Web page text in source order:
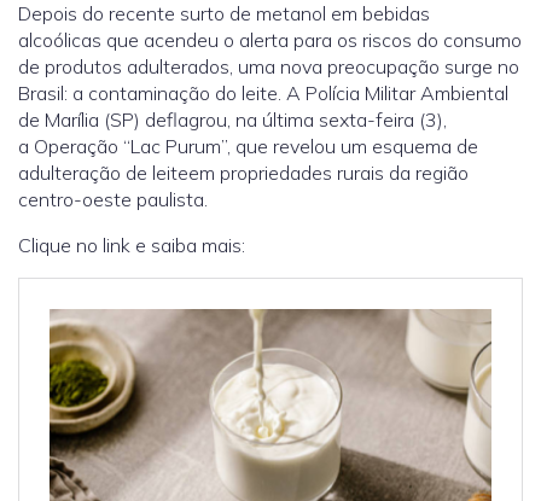
Depois do recente surto de metanol em bebidas
alcoólicas que acendeu o alerta para os riscos do consumo
de produtos adulterados, uma nova preocupação surge no
Brasil: a contaminação do leite. A Polícia Militar Ambiental
de Marília (SP) deflagrou, na última sexta-feira (3),
a Operação “Lac Purum”, que revelou um esquema de
adulteração de leiteem propriedades rurais da região
centro-oeste paulista.
Clique no link e saiba mais: